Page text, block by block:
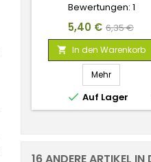
Bewertungen: 1
Preis
5,40 € 6,35 €
 In den Warenkorb
Mehr
 Auf Lager